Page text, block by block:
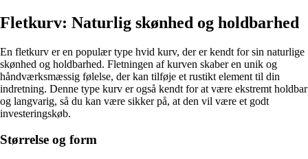
Fletkurv: Naturlig skønhed og holdbarhed
En fletkurv er en populær type hvid kurv, der er kendt for sin naturlige
skønhed og holdbarhed. Fletningen af kurven skaber en unik og
håndværksmæssig følelse, der kan tilføje et rustikt element til din
indretning. Denne type kurv er også kendt for at være ekstremt holdbar
og langvarig, så du kan være sikker på, at den vil være et godt
investeringskøb.
Størrelse og form